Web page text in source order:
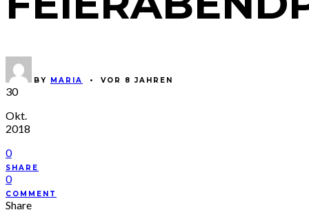
BY MARIA • VOR 8 JAHREN
30
Okt.
2018
0
SHARE
0
COMMENT
Share